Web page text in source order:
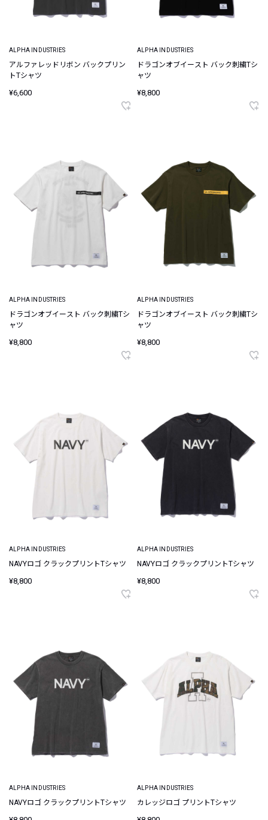
ALPHA INDUSTRIES
アルファレッドリボン バックプリン
トTシャツ
¥6,600
ALPHA INDUSTRIES
ドラゴンオブイースト バック刺繍Tシ
ャツ
¥8,800
ALPHA INDUSTRIES
ドラゴンオブイースト バック刺繍Tシ
ャツ
¥8,800
ALPHA INDUSTRIES
ドラゴンオブイースト バック刺繍Tシ
ャツ
¥8,800
ALPHA INDUSTRIES
NAVYロゴ クラックプリントTシャツ
¥8,800
ALPHA INDUSTRIES
NAVYロゴ クラックプリントTシャツ
¥8,800
ALPHA INDUSTRIES
NAVYロゴ クラックプリントTシャツ
ALPHA INDUSTRIES
カレッジロゴ プリントTシャツ